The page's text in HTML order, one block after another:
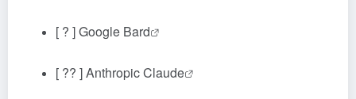
[ ? ]Google Bard
[ ?? ]Anthropic Claude